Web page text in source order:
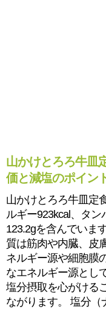
山かけとろろ牛皿
価と減塩のポイン
山かけとろろ牛皿定
ルギー923kcal、タン
123.2gを含んでいま
質は筋肉や内臓、皮
ネルギー源や細胞膜
なエネルギー源とし
塩分摂取を心がける
ながります。 塩分（